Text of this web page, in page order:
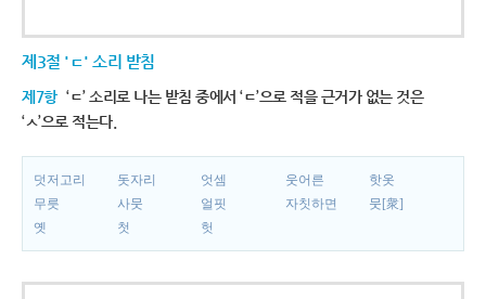
제3절 'ㄷ' 소리 받침
제7항 ‘ㄷ’ 소리로 나는 받침 중에서 ‘ㄷ’으로 적을 근거가 없는 것은
‘ㅅ’으로 적는다.
덧저고리 돗자리 엇셈 웃어른
핫옷
무릇
사뭇 얼핏 자칫하면
뭇[衆]
옛
첫 헛